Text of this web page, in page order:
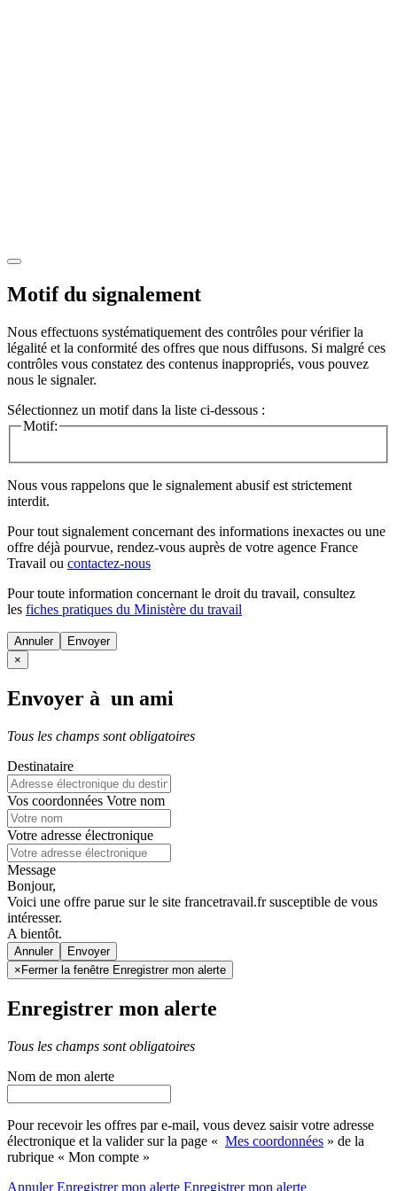
Motif du signalement
Nous effectuons systématiquement des contrôles pour vérifier la
légalité et la conformité des offres que nous diffusons. Si malgré ces
contrôles vous constatez des contenus inappropriés, vous pouvez
nous le signaler.
Sélectionnez un motif dans la liste ci-dessous :
Motif:
Nous vous rappelons que le signalement abusif est strictement
interdit.
Pour tout signalement concernant des informations inexactes ou une
offre déjà pourvue, rendez-vous auprès de votre agence France
Travail ou contactez-nous
Pour toute information concernant le droit du travail, consultez
les fiches pratiques du Ministère du travail
Annuler
×
Envoyer à un ami
Tous les champs sont obligatoires
Destinataire
Vos coordonnées Votre nom
Votre adresse électronique
Message
Bonjour,
Voici une offre parue sur le site francetravail.fr susceptible de vous
intéresser.
A bientôt.
Annuler
× Fermer la fenêtre Enregistrer mon alerte
Enregistrer mon alerte
Tous les champs sont obligatoires
Nom de mon alerte
Pour recevoir les offres par e-mail, vous devez saisir votre adresse
électronique et la valider sur la page « Mes coordonnées » de la
rubrique « Mon compte »
AnnulerEnregistrer mon alerte Enregistrermon alerte